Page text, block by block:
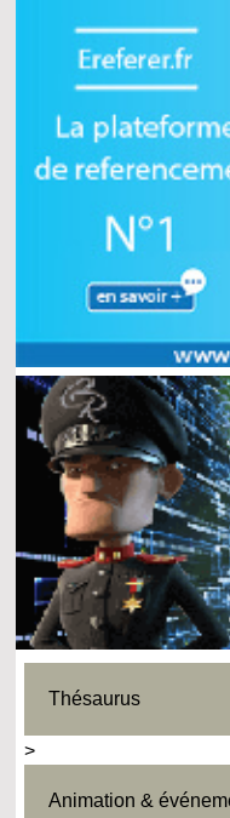
Thésaurus
>
Animation &